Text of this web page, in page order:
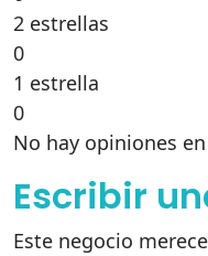
2 estrellas
0
1 estrella
0
No hay opiniones
Escribir
Este negocio